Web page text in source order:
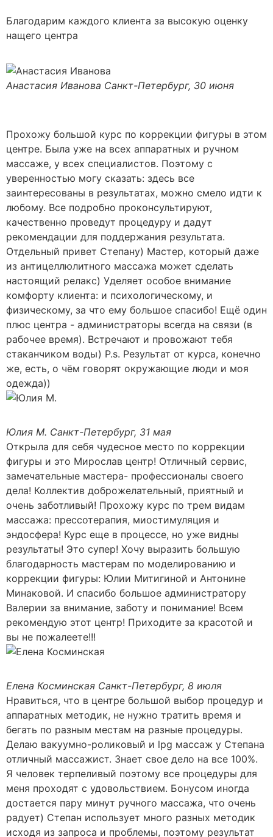
Благодарим каждого клиента за высокую оценку
нащего центра
Анастасия Иванова Санкт-Петербург, 30 июня
Прохожу большой курс по коррекции фигуры в этом
центре. Была уже на всех аппаратных и ручном
массаже, у всех специалистов. Поэтому с
уверенностью могу сказать: здесь все
заинтересованы в результатах, можно смело идти к
любому. Все подробно проконсультируют,
качественно проведут процедуру и дадут
рекомендации для поддержания результата.
Отдельный привет Степану) Мастер, который даже
из антицеллюлитного массажа может сделать
настоящий релакс) Уделяет особое внимание
комфорту клиента: и психологическому, и
физическому, за что ему большое спасибо! Ещё один
плюс центра - администраторы всегда на связи (в
рабочее время). Встречают и провожают тебя
стаканчиком воды) P.s. Результат от курса, конечно
же, есть, о чём говорят окружающие люди и моя
одежда))
Юлия М. Санкт-Петербург, 31 мая
Открыла для себя чудесное место по коррекции
фигуры и это Мирослав центр! Отличный сервис,
замечательные мастера- профессионалы своего
дела! Коллектив доброжелательный, приятный и
очень заботливый! Прохожу курс по трем видам
массажа: прессотерапия, миостимуляция и
эндосфера! Курс еще в процессе, но уже видны
результаты! Это супер! Хочу выразить большую
благодарность мастерам по моделированию и
коррекции фигуры: Юлии Митигиной и Антонине
Минаковой. И спасибо большое администратору
Валерии за внимание, заботу и понимание! Всем
рекомендую этот центр! Приходите за красотой и
вы не пожалеете!!!
Елена Косминская Санкт-Петербург, 8 июля
Нравиться, что в центре большой выбор процедур и
аппаратных методик, не нужно тратить время и
бегать по разным местам на разные процедуры.
Делаю вакуумно-роликовый и lpg массаж у Степана
отличный массажист. Знает свое дело на все 100%.
Я человек терпеливый поэтому все процедуры для
меня проходят с удовольствием. Бонусом иногда
достается пару минут ручного массажа, что очень
радует) Степан использует много разных методик
исходя из запроса и проблемы, поэтому результат